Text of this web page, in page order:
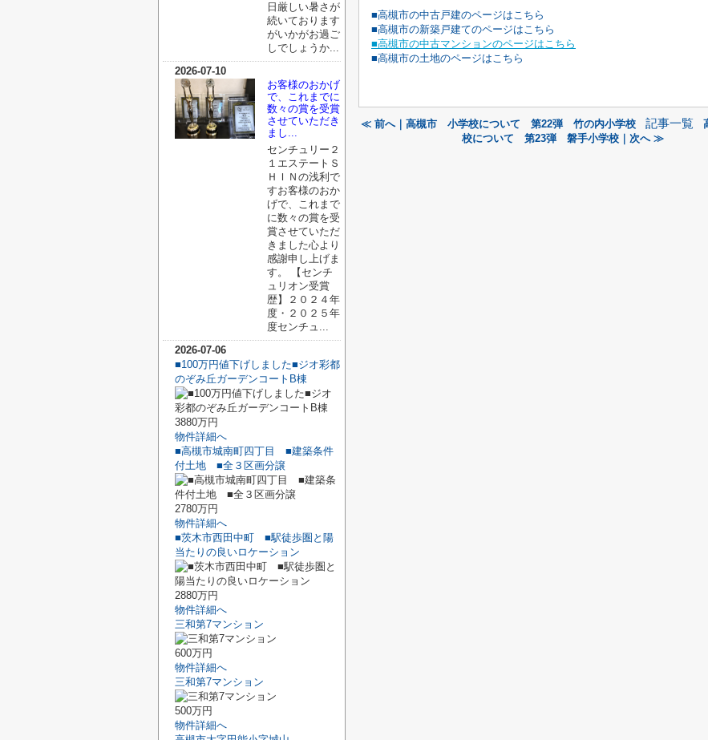
■高槻市の中古戸建のページはこちら
■高槻市の新築戸建てのページはこちら
■高槻市の中古マンションのページはこちら
■高槻市の土地のページはこちら
≪ 前へ｜高槻市 小学校について 第22弾 竹の内小学校 記事一覧
校について 第23弾 磐手小学校｜次へ ≫
日厳しい暑さが
続いております
がいかがお過ご
しでしょうか...
2026-07-10
お客様のおかげ
で、これまでに
数々の賞を受賞
させていただき
まし...
センチュリー２
１エステートＳ
ＨＩＮの浅利で
すお客様のおか
げで、これまで
に数々の賞を受
賞させていただ
きました心より
感謝申し上げま
す。 【センチ
ュリオン受賞
歴】２０２４年
度・２０２５年
度センチュ...
2026-07-06
■100万円値下げしました■ジオ彩都
のぞみ丘ガーデンコートB棟
3880万円
物件詳細へ
■高槻市城南町四丁目 ■建築条件
付土地 ■全３区画分譲
2780万円
物件詳細へ
■茨木市西田中町 ■駅徒歩圏と陽
当たりの良いロケーション
2880万円
物件詳細へ
三和第7マンション
600万円
物件詳細へ
三和第7マンション
500万円
物件詳細へ